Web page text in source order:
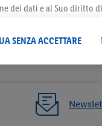
dei dati e al Suo diritto
SENZA ACCETTARE